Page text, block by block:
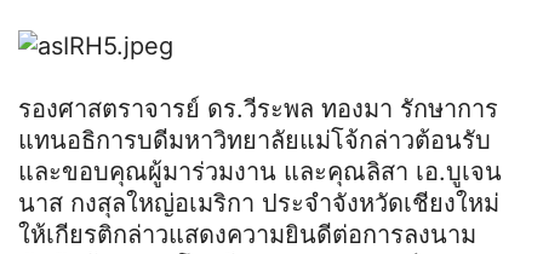
รองศาสตราจารย์ ดร.วีระพล ทองมา รักษาการ
แทนอธิการบดีมหาวิทยาลัยแม่โจ้กล่าวต้อนรับ
และขอบคุณผู้มาร่วมงาน และคุณลิสา เอ.บูเจน
นาส กงสุลใหญ่อเมริกา ประจำจังหวัดเชียงใหม่
ให้เกียรติกล่าวแสดงความยินดีต่อการลงนาม